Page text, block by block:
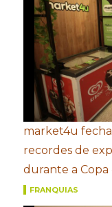
market4u
recordes de
durante a
FRANQUIAS